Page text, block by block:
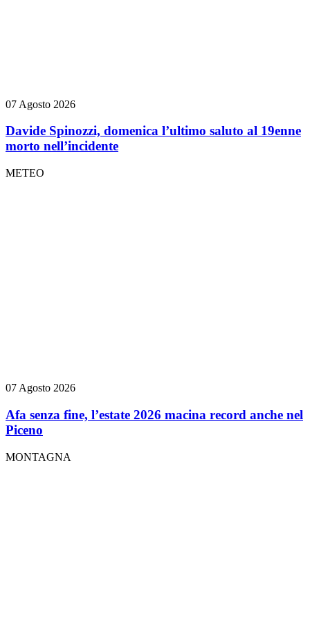
07 Agosto 2026
Davide Spinozzi, domenica l’ultimo saluto al 19enne
morto nell’incidente
METEO
07 Agosto 2026
Afa senza fine, l’estate 2026 macina record anche nel
Piceno
MONTAGNA